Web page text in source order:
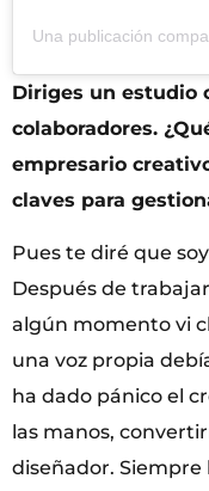
Diriges un estudio
colaboradores.
empresario
claves para
Pues te diré que
Después de
algún momento vi
una voz propia
ha dado pánico el
las manos,
diseñador.